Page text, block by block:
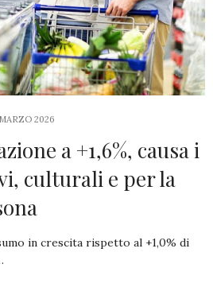
2026
a +1,6%, causa i
culturali e per la
in crescita rispetto al +1,0% di